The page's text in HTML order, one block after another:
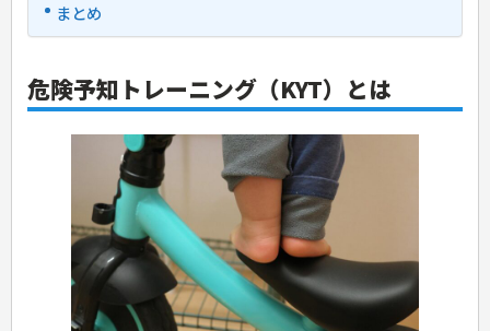
まとめ
危険予知トレーニング（KYT）とは